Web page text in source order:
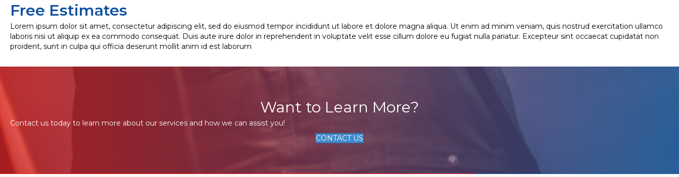
Free Estimates
Lorem ipsum dolor sit amet, consectetur adipiscing elit, sed do eiusmod tempor incididunt ut labore et dolore magna aliqua. Ut enim ad minim veniam, quis nostrud exercitation ullamco
laboris nisi ut aliquip ex ea commodo consequat. Duis aute irure dolor in reprehenderit in voluptate velit esse cillum dolore eu fugiat nulla pariatur. Excepteur sint occaecat cupidatat non
proident, sunt in culpa qui officia deserunt mollit anim id est laborum
Want to Learn More?
Contact us today to learn more about our services and how we can assist you!
CONTACT US